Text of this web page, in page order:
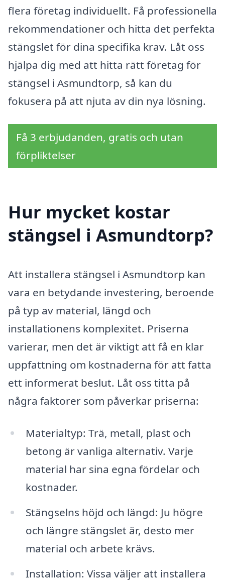
flera företag individuellt. Få professionella
rekommendationer och hitta det perfekta
stängslet för dina specifika krav. Låt oss
hjälpa dig med att hitta rätt företag för
stängsel i Asmundtorp, så kan du
fokusera på att njuta av din nya lösning.
Få 3 erbjudanden, gratis och utan
förpliktelser
Hur mycket kostar
stängsel i Asmundtorp?
Att installera stängsel i Asmundtorp kan
vara en betydande investering, beroende
på typ av material, längd och
installationens komplexitet. Priserna
varierar, men det är viktigt att få en klar
uppfattning om kostnaderna för att fatta
ett informerat beslut. Låt oss titta på
några faktorer som påverkar priserna:
Materialtyp: Trä, metall, plast och
betong är vanliga alternativ. Varje
material har sina egna fördelar och
kostnader.
Stängselns höjd och längd: Ju högre
och längre stängslet är, desto mer
material och arbete krävs.
Installation: Vissa väljer att installera